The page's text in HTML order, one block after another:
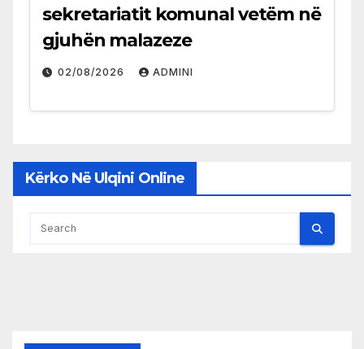
sekretariatit komunal vetëm në
gjuhën malazeze
02/08/2026 ADMINI
Kërko Në Ulqini Online